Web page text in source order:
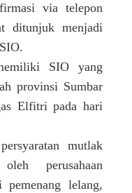
via telepon
ditunjuk menjadi
SIO yang
provinsi Sumbar
Elfitri pada hari
mutlak
perusahaan
pemenang lelang,